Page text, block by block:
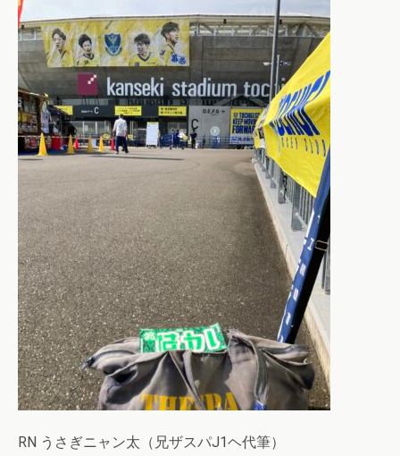
RN うさぎニャン太（兄ザスパJ1ヘ代筆）